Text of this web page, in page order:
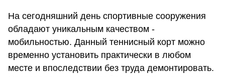
На сегодняшний день спортивные сооружения
обладают уникальным качеством -
мобильностью. Данный теннисный корт можно
временно установить практически в любом
месте и впоследствии без труда демонтировать.